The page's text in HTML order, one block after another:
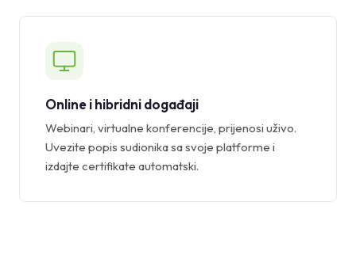
Online i hibridni događaji
Webinari, virtualne konferencije, prijenosi uživo.
Uvezite popis sudionika sa svoje platforme i
izdajte certifikate automatski.